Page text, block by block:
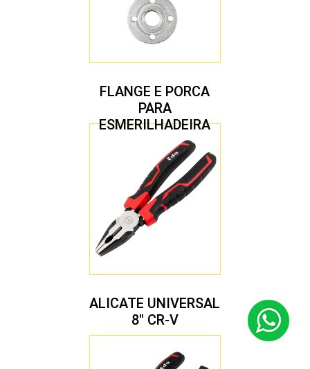
FLANGE E PORCA
PARA
ESMERILHADEIRA
4.1/2″ 20,00 MM
ALICATE UNIVERSAL
8″ CR-V